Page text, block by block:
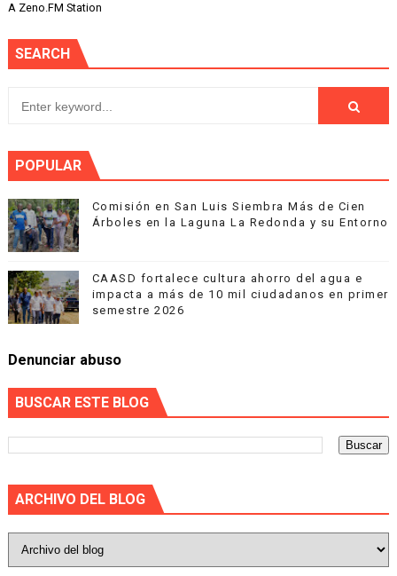
A Zeno.FM Station
SEARCH
POPULAR
Comisión en San Luis Siembra Más de Cien
Árboles en la Laguna La Redonda y su Entorno
CAASD fortalece cultura ahorro del agua e
impacta a más de 10 mil ciudadanos en primer
semestre 2026
Denunciar abuso
BUSCAR ESTE BLOG
ARCHIVO DEL BLOG